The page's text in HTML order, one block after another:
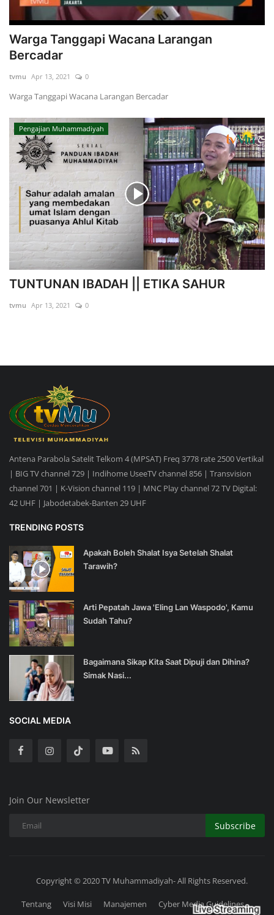
Warga Tanggapi Wacana Larangan
Bercadar
tvmu Apr 13, 2021 0
Warga Tanggapi Wacana Larangan Bercadar
Pengajian Muhammadiyah
TUNTUNAN IBADAH || ETIKA SAHUR
tvmu Apr 13, 2021 0
Antena Parabola Satelit Telkom 4 (MPSAT) Freq 3778 rate 2500 Vertikal
| BIG TV channel 729 | Indihome UseeTV channel 856 | Transvision
channel 701 | K-Vision channel 119 | MNC Play channel 72 TV Digital:
42 UHF | Jabodetabek-Banten 29 UHF
TRENDING POSTS
Apakah Boleh Shalat Isya Setelah Shalat
Tarawih?
Arti Pepatah Jawa 'Eling Lan Waspodo', Kamu
Sudah Tahu?
Bagaimana Sikap Kita Saat Dipuji dan Dihina?
Simak Nasi...
SOCIAL MEDIA
Join Our Newsletter
Subscribe
Copyright © 2020 TV Muhammadiyah- All Rights Reserved.
Tentang Visi Misi Manajemen Cyber Media Guidelines